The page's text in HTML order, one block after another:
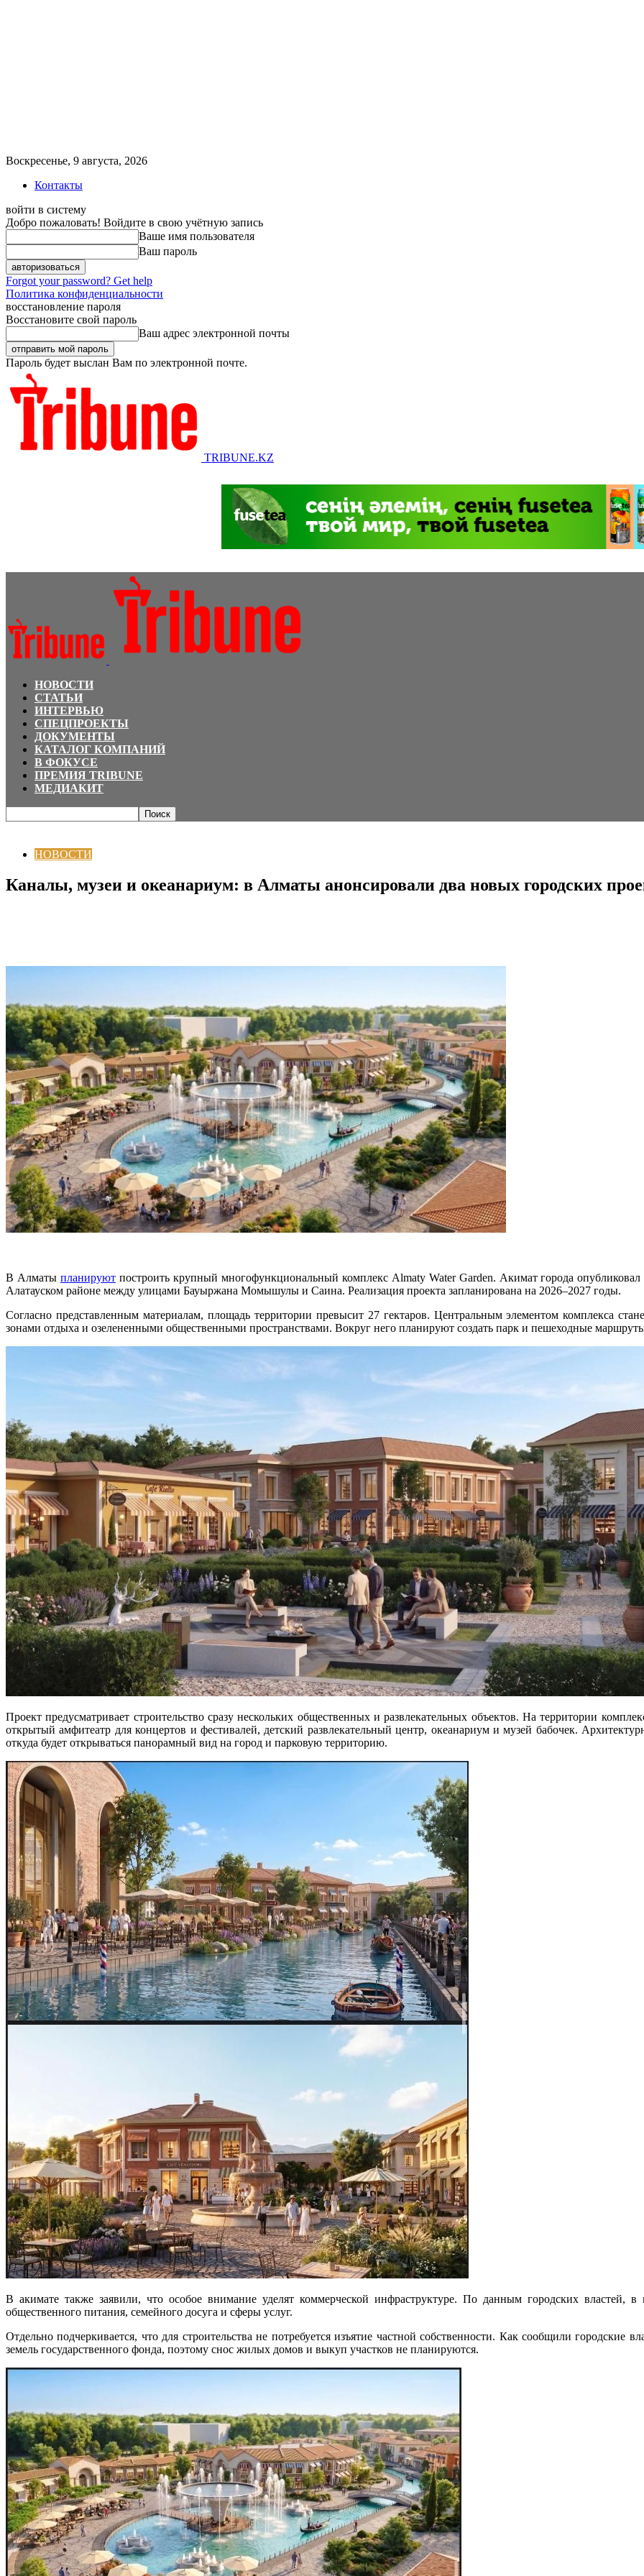
Воскресенье, 9 августа, 2026
Контакты
войти в систему
Добро пожаловать! Войдите в свою учётную запись
Ваше имя пользователя
Ваш пароль
Forgot your password? Get help
Политика конфиденциальности
восстановление пароля
Восстановите свой пароль
Ваш адрес электронной почты
Пароль будет выслан Вам по электронной почте.
TRIBUNE.KZ
НОВОСТИ
СТАТЬИ
ИНТЕРВЬЮ
СПЕЦПРОЕКТЫ
ДОКУМЕНТЫ
КАТАЛОГ КОМПАНИЙ
В ФОКУСЕ
ПРЕМИЯ TRIBUNE
МЕДИАКИТ
НОВОСТИ
Каналы, музеи и океанариум: в Алматы анонсировали два новых городских
В Алматы планируютпостроить крупный многофункциональный комплекс Almaty Water Garden. Акимат города
Алатауском районе между улицами Бауыржана Момышулы и Саина. Реализация проекта запланирована на 2026–2027 годы.
Согласно представленным материалам, площадь территории превысит 27 гектаров. Центральным элементом комплекса
зонами отдыха и озелененными общественными пространствами. Вокруг него планируют создать парк и пешеходные
Проект предусматривает строительство сразу нескольких общественных и развлекательных объектов. На территории
открытый амфитеатр для концертов и фестивалей, детский развлекательный центр, океанариум и музей бабочек.
откуда будет открываться панорамный вид на город и парковую территорию.
В акимате также заявили, что особое внимание уделят коммерческой инфраструктуре. По данным городских властей,
общественного питания, семейного досуга и сферы услуг.
Отдельно подчеркивается, что для строительства не потребуется изъятие частной собственности. Как сообщили городские
земель государственного фонда, поэтому снос жилых домов и выкуп участков не планируются.